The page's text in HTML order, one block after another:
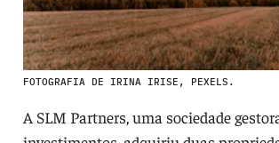
FOTOGRAFIA DE IRINA IRISE, PEXELS.
A SLM Partners, uma sociedade